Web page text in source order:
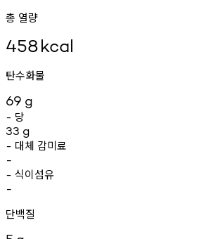
총 열량
458kcal
탄수화물
69 g
- 당
33 g
- 대체 감미료
-
- 식이섬유
-
단백질